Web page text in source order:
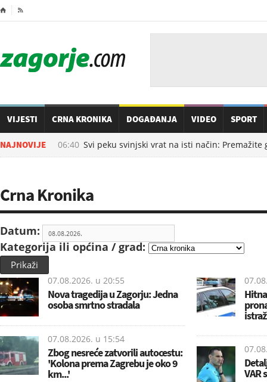
⌂ 
VIJESTI CRNA KRONIKA DOGAĐANJA VIDEO SPORT
NAJNOVIJEu 06:40 Svi peku svinjski vrat na isti način: Premažite
Crna Kronika
Datum:
Kategorija ili općina / grad:
Prikaži
07.08.2026. u 20:55
Nova tragedija u Zagorju: Jedna
osoba smrtno stradala
07.08.2026. u 15:54
Zbog nesreće zatvorili autocestu:
'Kolona prema Zagrebu je oko 9
km...' VAR